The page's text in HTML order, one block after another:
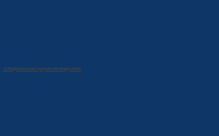
info@reconnect-psychotherapy.com